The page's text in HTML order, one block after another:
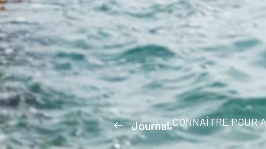
Journal CONNAÎTRE POUR